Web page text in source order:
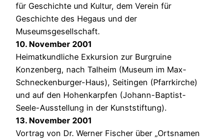
für Geschichte und Kultur, dem Verein für
Geschichte des Hegaus und der
Museumsgesellschaft.
10. November 2001
Heimatkundliche Exkursion zur Burgruine
Konzenberg, nach Talheim (Museum im Max-
Schneckenburger-Haus), Seitingen (Pfarrkirche)
und auf den Hohenkarpfen (Johann-Baptist-
Seele-Ausstellung in der Kunststiftung).
13. November 2001
Vortrag von Dr. Werner Fischer über „Ortsnamen